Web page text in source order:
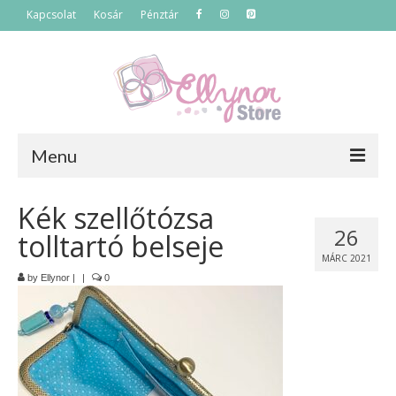
Kapcsolat Kosár Pénztár
Menu
Főoldal
Termékek
Szettek
Akciós termékek
Táskák
Neszeszerek
26
MÁRC 2021
Kék szellőtózsa
tolltartó belseje
by Ellynor | | 0